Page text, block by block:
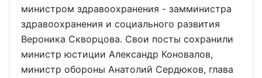
министром здравоохранения - замминистра
здравоохранения и социального развития
Вероника Скворцова. Свои посты сохранили
министр юстиции Александр Коновалов,
министр обороны Анатолий Сердюков, глава